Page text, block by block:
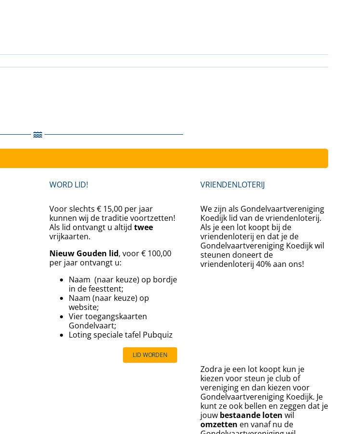
WORD LID!
Voor slechts € 15,00 per jaar
kunnen wij de traditie voortzetten!
Als lid ontvangt u altijd twee
vrijkaarten.
Nieuw Gouden lid, voor € 100,00
per jaar ontvangt u:
Naam (naar keuze) op bordje
in de feesttent;
Naam (naar keuze) op
website;
Vier toegangskaarten
Gondelvaart;
⁠⁠Loting speciale tafel Pubquiz
LID WORDEN
VRIENDENLOTERIJ
We zijn als Gondelvaartvereniging
Koedijk lid van de vriendenloterij.
Als je een lot koopt bij de
vriendenloterij en dat je de
Gondelvaartvereniging Koedijk wil
steunen doneert de
vriendenloterij 40% aan ons!
Zodra je een lot koopt kun je
kiezen voor steun je club of
vereniging en dan kiezen voor
Gondelvaartvereniging Koedijk. Je
kunt ze ook bellen en zeggen dat je
jouw bestaande loten wil
omzetten en vanaf nu de